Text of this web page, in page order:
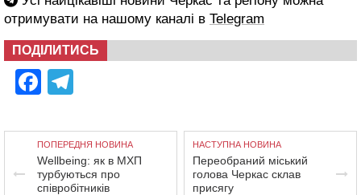
отримувати на нашому каналі в Telegram
ПОДІЛИТИСЬ
Facebook
ПОПЕРЕДНЯ НОВИНА
Wellbeing: як в МХП
турбуються про
співробітників
НАСТУПНА НОВИНА
Переобраний міський
голова Черкас склав
присягу